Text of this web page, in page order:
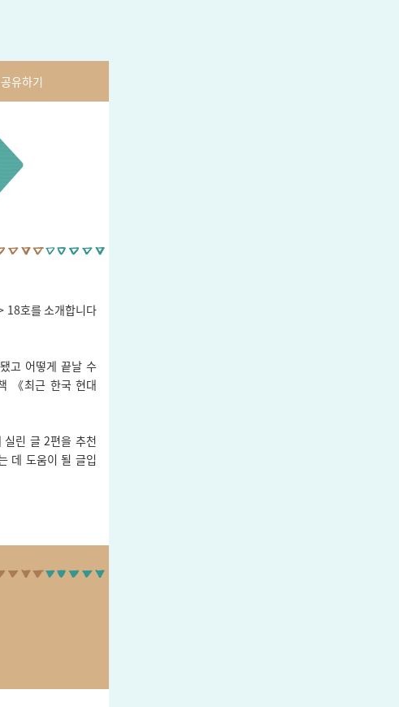
유하기
18호를 소개합니다
고 어떻게 끝날 수
《최근 한국 현대
린 글 2편을 추천
데 도움이 될 글입